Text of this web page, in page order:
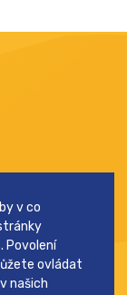
v co
Povolení
ovládat
našich